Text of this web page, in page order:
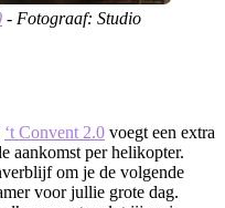
- Fotograaf: Studio
‘t Convent 2.0 voegt een extra
aankomst per helikopter.
om je de volgende
voor jullie grote dag.